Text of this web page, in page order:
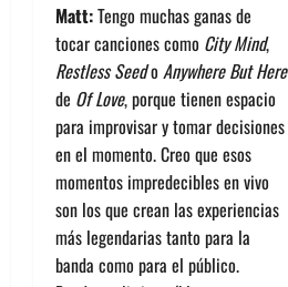
Matt:Tengo muchas ganas de
tocar canciones como City Mind,
Restless Seedo Anywhere But Here
de Of Love, porque tienen espacio
para improvisar y tomar decisiones
en el momento. Creo que esos
momentos impredecibles en vivo
son los que crean las experiencias
más legendarias tanto para la
banda como para el público.